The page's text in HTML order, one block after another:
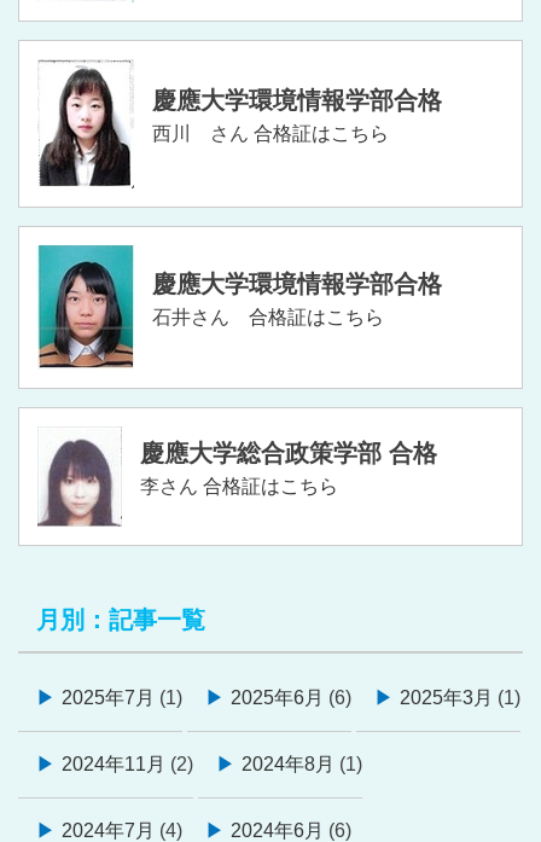
慶應大学環境情報学部合格
西川 さん 合格証はこちら
慶應大学環境情報学部合格
石井さん 合格証はこちら
慶應大学総合政策学部 合格
李さん 合格証はこちら
月別：記事一覧
2025年7月 (1) 2025年6月 (6) 2025年3月 (1)
2024年11月 (2) 2024年8月 (1)
2024年7月 (4) 2024年6月 (6)